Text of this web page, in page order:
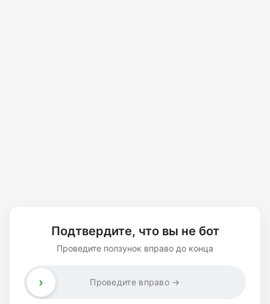
Подтвердите, что вы не бот
Проведите ползунок вправо до конца
Проведите вправо →
›